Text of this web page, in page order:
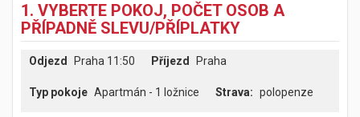
1. VYBERTE POKOJ, POČET OSOB A
PŘÍPADNĚ SLEVU/PŘÍPLATKY
Odjezd Praha 11:50 Příjezd Praha
Typ pokoje Apartmán - 1 ložnice polopenze